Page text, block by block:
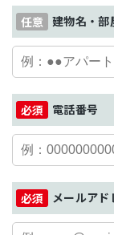
建物名・部
電話番号
メールアド